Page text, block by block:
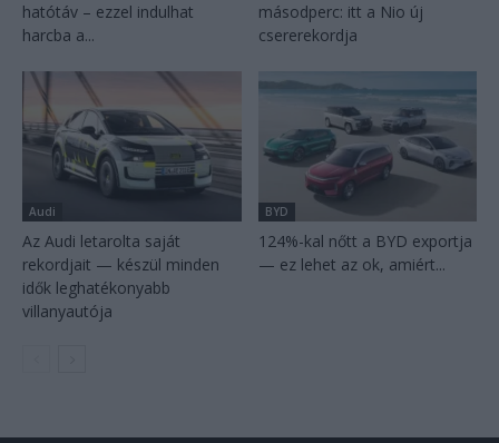
hatótáv – ezzel indulhat
harcba a...
másodperc: itt a Nio új
csererekordja
Audi
Az Audi letarolta saját
rekordjait — készül minden
idők leghatékonyabb
villanyautója
BYD
124%-kal nőtt a BYD exportja
— ez lehet az ok, amiért...